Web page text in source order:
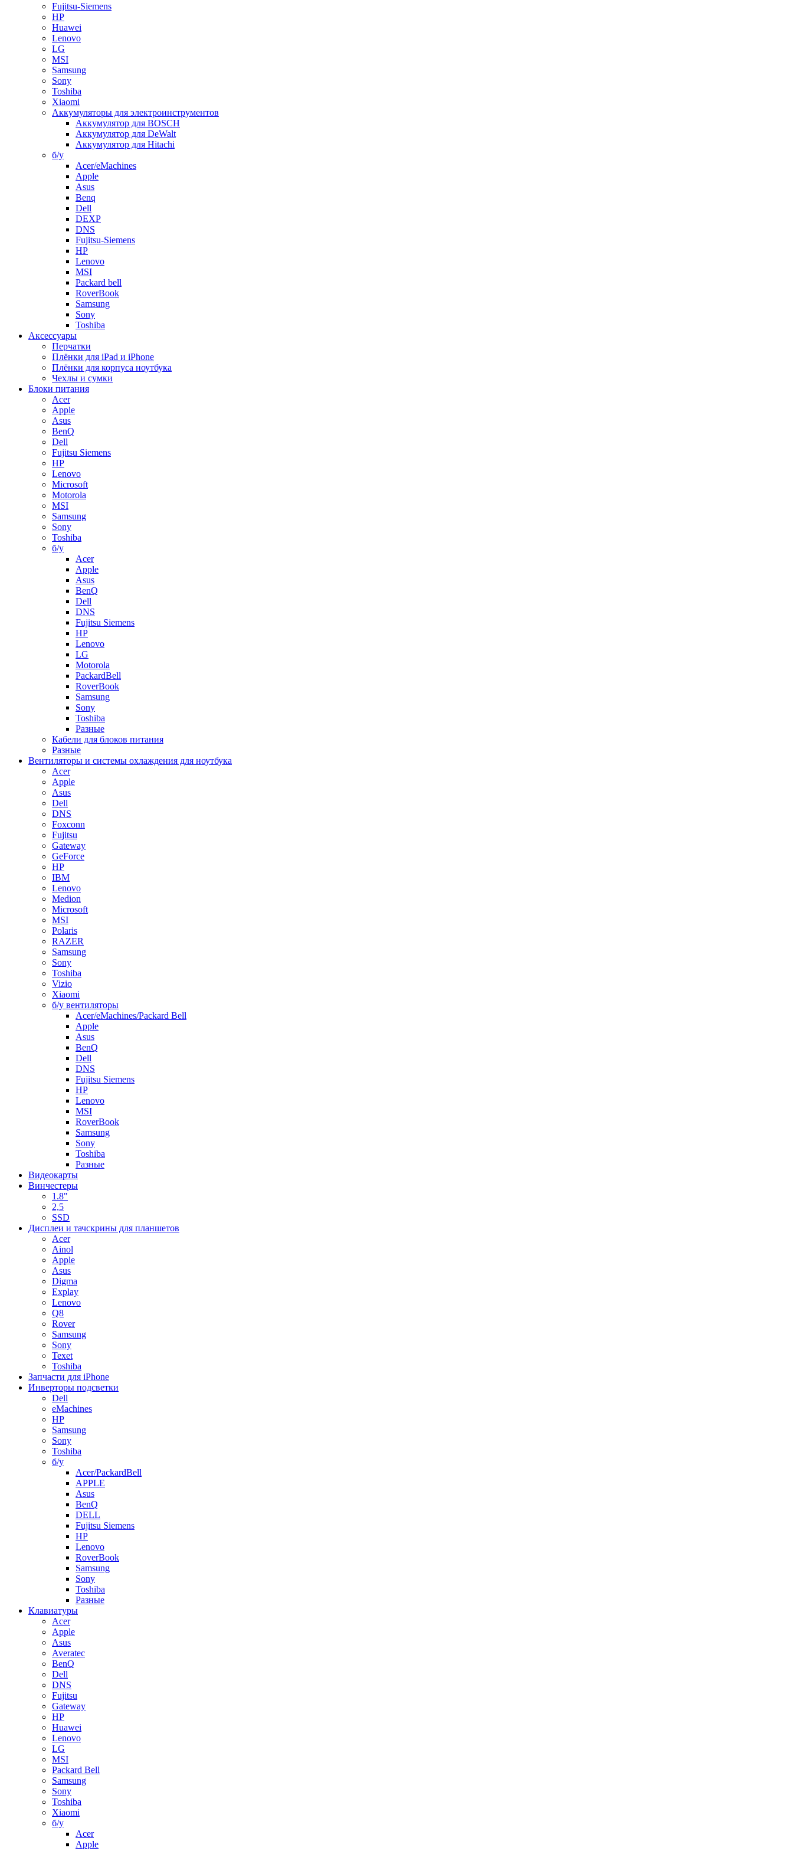
Fujitsu-Siemens
HP
Huawei
Lenovo
LG
MSI
Samsung
Sony
Toshiba
Xiaomi
Аккумуляторы для электроинструментов
Аккумулятор для BOSCH
Аккумулятор для DeWalt
Аккумулятор для Hitachi
б/у
Acer/eMachines
Apple
Asus
Benq
Dell
DEXP
DNS
Fujitsu-Siemens
HP
Lenovo
MSI
Packard bell
RoverBook
Samsung
Sony
Toshiba
Аксессуары
Перчатки
Плёнки для iPad и iPhone
Плёнки для корпуса ноутбука
Чехлы и сумки
Блоки питания
Acer
Apple
Asus
BenQ
Dell
Fujitsu Siemens
HP
Lenovo
Microsoft
Motorola
MSI
Samsung
Sony
Toshiba
б/у
Acer
Apple
Asus
BenQ
Dell
DNS
Fujitsu Siemens
HP
Lenovo
LG
Motorola
PackardBell
RoverBook
Samsung
Sony
Toshiba
Разные
Кабели для блоков питания
Разные
Вентиляторы и системы охлаждения для ноутбука
Acer
Apple
Asus
Dell
DNS
Foxconn
Fujitsu
Gateway
GeForce
HP
IBM
Lenovo
Medion
Microsoft
MSI
Polaris
RAZER
Samsung
Sony
Toshiba
Vizio
Xiaomi
б/у вентиляторы
Acer/eMachines/Packard Bell
Apple
Asus
BenQ
Dell
DNS
Fujitsu Siemens
HP
Lenovo
MSI
RoverBook
Samsung
Sony
Toshiba
Разные
Видеокарты
Винчестеры
1.8"
2,5
SSD
Дисплеи и тачскрины для планшетов
Acer
Ainol
Apple
Asus
Digma
Explay
Lenovo
Q8
Rover
Samsung
Sony
Texet
Toshiba
Запчасти для iPhone
Инверторы подсветки
Dell
eMachines
HP
Samsung
Sony
Toshiba
б/у
Acer/PackardBell
APPLE
Asus
BenQ
DELL
Fujitsu Siemens
HP
Lenovo
RoverBook
Samsung
Sony
Toshiba
Разные
Клавиатуры
Acer
Apple
Asus
Averatec
BenQ
Dell
DNS
Fujitsu
Gateway
HP
Huawei
Lenovo
LG
MSI
Packard Bell
Samsung
Sony
Toshiba
Xiaomi
б/у
Acer
Apple